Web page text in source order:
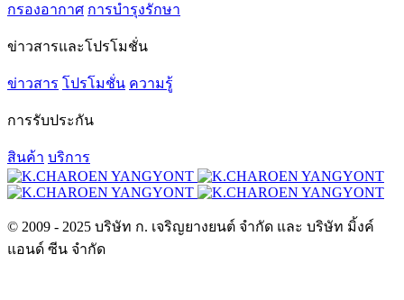
กรองอากาศ การบำรุงรักษา
ข่าวสารและโปรโมชั่น
ข่าวสาร โปรโมชั่น ความรู้
การรับประกัน
สินค้า บริการ
© 2009 - 2025 บริษัท ก. เจริญยางยนต์ จำกัด และ บริษัท มิ้งค์
แอนด์ ซีน จำกัด